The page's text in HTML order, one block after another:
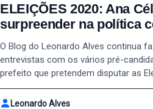
ELEIÇÕES 2020: Ana
surpreender na política
O Blog do Leonardo Alves continua
entrevistas com os vários pré-
prefeito que pretendem disputar as
Leonardo Alves